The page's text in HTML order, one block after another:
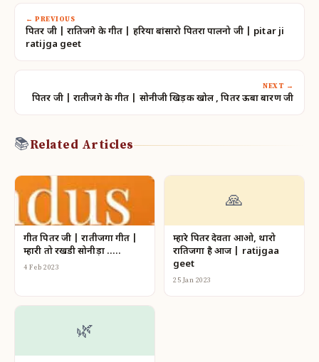
← PREVIOUS
पितर जी | रातिजगे के गीत | हरिया बांसारो पितरा पालनो जी | pitar ji
ratijga geet
NEXT →
पितर जी | रातीजगे के गीत | सोनीजी खिड़की खोल , पितर ऊबा बारण जी
📚Related Articles
गीत पितर जी | रातीजगा गीत |
म्हारी तो रखडी सोनीड़ा …..
4 Feb 2023
🙏
म्हारे पितर देवता आओ, थारो
रातिजगा है आज | ratijgaa
geet
25 Jan 2023
🌿